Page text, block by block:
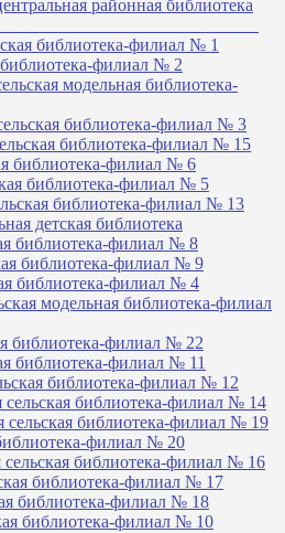
районная библиотека
библиотека-филиал № 1
библиотека-филиал № 2
модельная библиотека-
библиотека-филиал № 3
библиотека-филиал № 15
библиотека-филиал № 6
библиотека-филиал № 5
библиотека-филиал № 13
детская библиотека
библиотека-филиал № 8
библиотека-филиал № 9
библиотека-филиал № 4
модельная библиотека-филиал
библиотека-филиал № 22
библиотека-филиал № 11
библиотека-филиал № 12
библиотека-филиал № 14
сельская библиотека-филиал № 19
филиал № 20
сельская библиотека-филиал № 16
библиотека-филиал № 17
библиотека-филиал № 18
библиотека-филиал № 10